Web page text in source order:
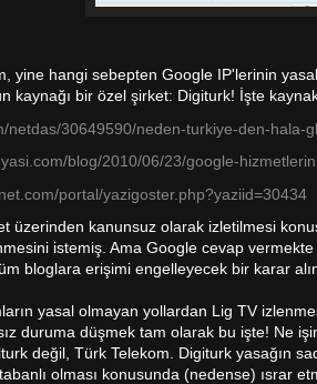
yine hangi sebepten Google IP'lerinin
kaynağı bir özel şirket: Digiturk! İşte
netdas/30649590/neden-turkiye-den-hala-
blog/2010/06/23/google-
portal/yazigoster.php?yaziid=30434
üzerinden kanunsuz olarak izletilmesi
istemiş. Ama Google cevap
bloglara erişimi engelleyecek bir karar
yasal olmayan yollardan Lig TV
duruma düşmek tam olarak bu işte! Ne
değil, Türk Telekom. Digiturk yasağın
olması konusunda (nedense) ısrar